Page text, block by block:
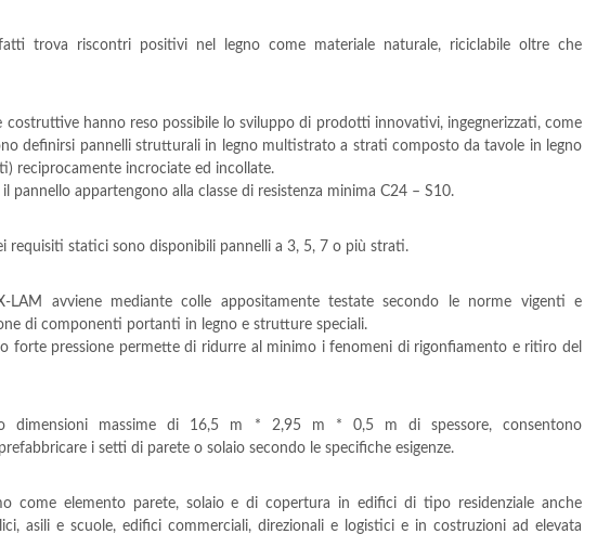
trova riscontri positivi nel legno come materiale naturale, riciclabile oltre che
costruttive hanno reso possibile lo sviluppo di prodotti innovativi, ingegnerizzati, come
definirsi pannelli strutturali in legno multistrato a strati composto da tavole in legno
reciprocamente incrociate ed incollate.
pannello appartengono alla classe di resistenza minima C24 – S10.
requisiti statici sono disponibili pannelli a 3, 5, 7 o più strati.
LAM avviene mediante colle appositamente testate secondo le norme vigenti e
di componenti portanti in legno e strutture speciali.
forte pressione permette di ridurre al minimo i fenomeni di rigonfiamento e ritiro del
dimensioni massime di 16,5 m * 2,95 m * 0,5 m di spessore, consentono
i setti di parete o solaio secondo le specifiche esigenze.
come elemento parete, solaio e di copertura in edifici di tipo residenziale anche
asili e scuole, edifici commerciali, direzionali e logistici e in costruzioni ad elevata